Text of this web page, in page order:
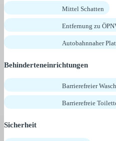
Mittel Schatten
Entfernung zu
Autobahnnaher
Behinderteneinrichtungen
Barrierefreier
Barrierefreie
Sicherheit